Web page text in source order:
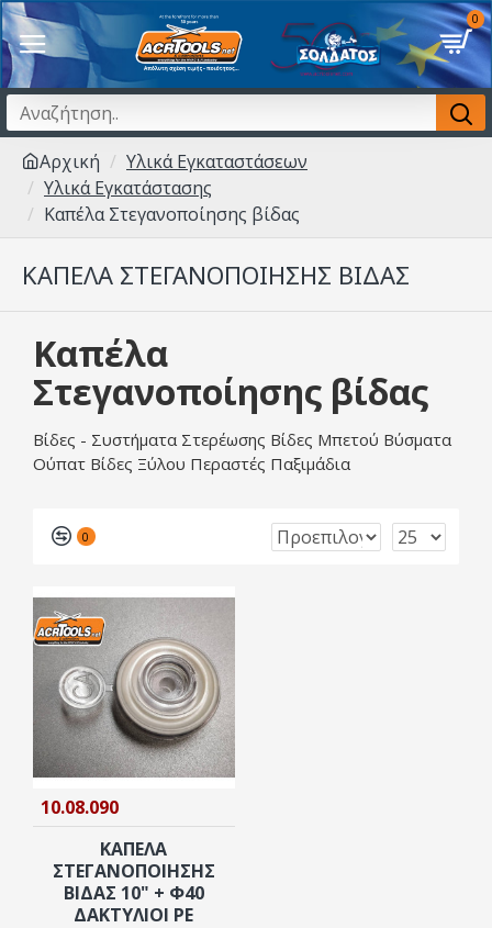
0
Αρχική
Υλικά Εγκαταστάσεων
Υλικά Εγκατάστασης
Καπέλα Στεγανοποίησης βίδας
ΚΑΠΈΛΑ ΣΤΕΓΑΝΟΠΟΊΗΣΗΣ ΒΊΔΑΣ
Καπέλα
Στεγανοποίησης βίδας
Βίδες - Συστήματα Στερέωσης Βίδες Μπετού Βύσματα
Ούπατ Βίδες Ξύλου Περαστές Παξιμάδια
0
10.08.090
ΚΑΠΕΛΑ
ΣΤΕΓΑΝΟΠΟΙΗΣΗΣ
ΒΊΔΑΣ 10" + Φ40
ΔΑΚΤΎΛΙΟΙ PE